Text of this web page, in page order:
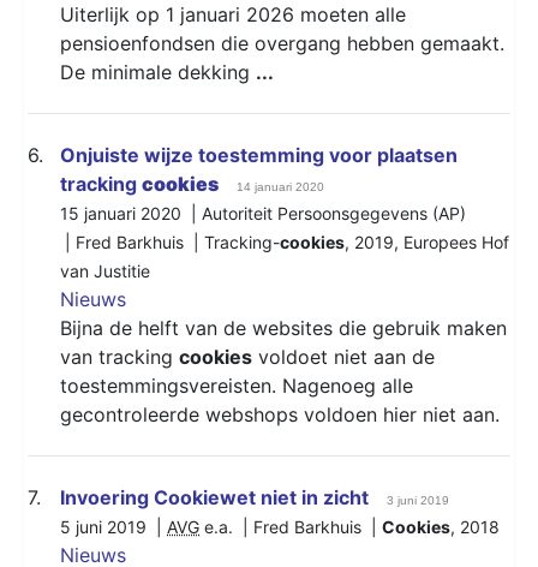
Uiterlijk op 1 januari 2026 moeten alle
pensioenfondsen die overgang hebben gemaakt.
De minimale dekking ...
6.
Onjuiste wijze toestemming voor plaatsen
tracking cookies 14 januari 2020
15 januari 2020 | Autoriteit Persoonsgegevens (AP)
| Fred Barkhuis | Tracking-cookies, 2019, Europees Hof
van Justitie
Nieuws
Bijna de helft van de websites die gebruik maken
van tracking cookies voldoet niet aan de
toestemmingsvereisten. Nagenoeg alle
gecontroleerde webshops voldoen hier niet aan.
7. Invoering Cookiewet niet in zicht 3 juni 2019
5 juni 2019 | AVG e.a. | Fred Barkhuis | Cookies, 2018
Nieuws